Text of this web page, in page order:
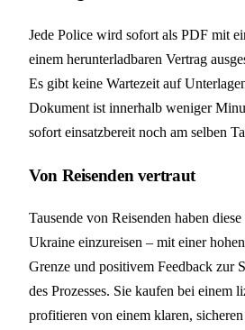
Jede Police wird sofort als PDF mit
einem herunterladbaren Vertrag
Es gibt keine Wartezeit auf
Dokument ist innerhalb weniger
sofort einsatzbereit noch am selben
Von Reisenden vertraut
Tausende von Reisenden haben
Ukraine einzureisen – mit einer
Grenze und positivem Feedback zur
des Prozesses. Sie kaufen bei einem
profitieren von einem klaren,